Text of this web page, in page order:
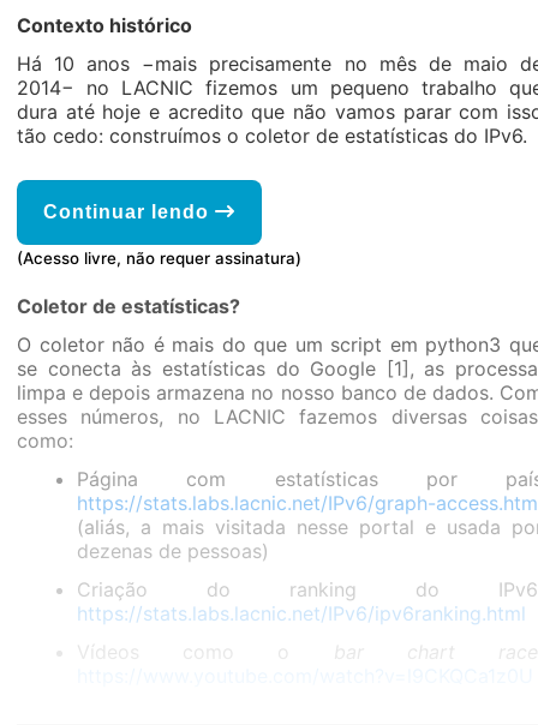
Contexto histórico
Há 10 anos −mais precisamente no mês de maio
2014− no LACNIC fizemos um pequeno trabalho
dura até hoje e acredito que não vamos parar com
tão cedo: construímos o coletor de estatísticas do IPv6.
Continuar lendo
(Acesso livre, não requer assinatura)
Coletor de estatísticas?
O coletor não é mais do que um script em python3
se conecta às estatísticas do Google [1], as
limpa e depois armazena no nosso banco de dados.
esses números, no LACNIC fazemos diversas
como:
Página com estatísticas por
https://stats.labs.lacnic.net/IPv6/graph-
(aliás, a mais visitada nesse portal e usada
dezenas de pessoas)
Criação do ranking do
https://stats.labs.lacnic.net/IPv6/ipv6ranking.html
Vídeos como o
bar chart race